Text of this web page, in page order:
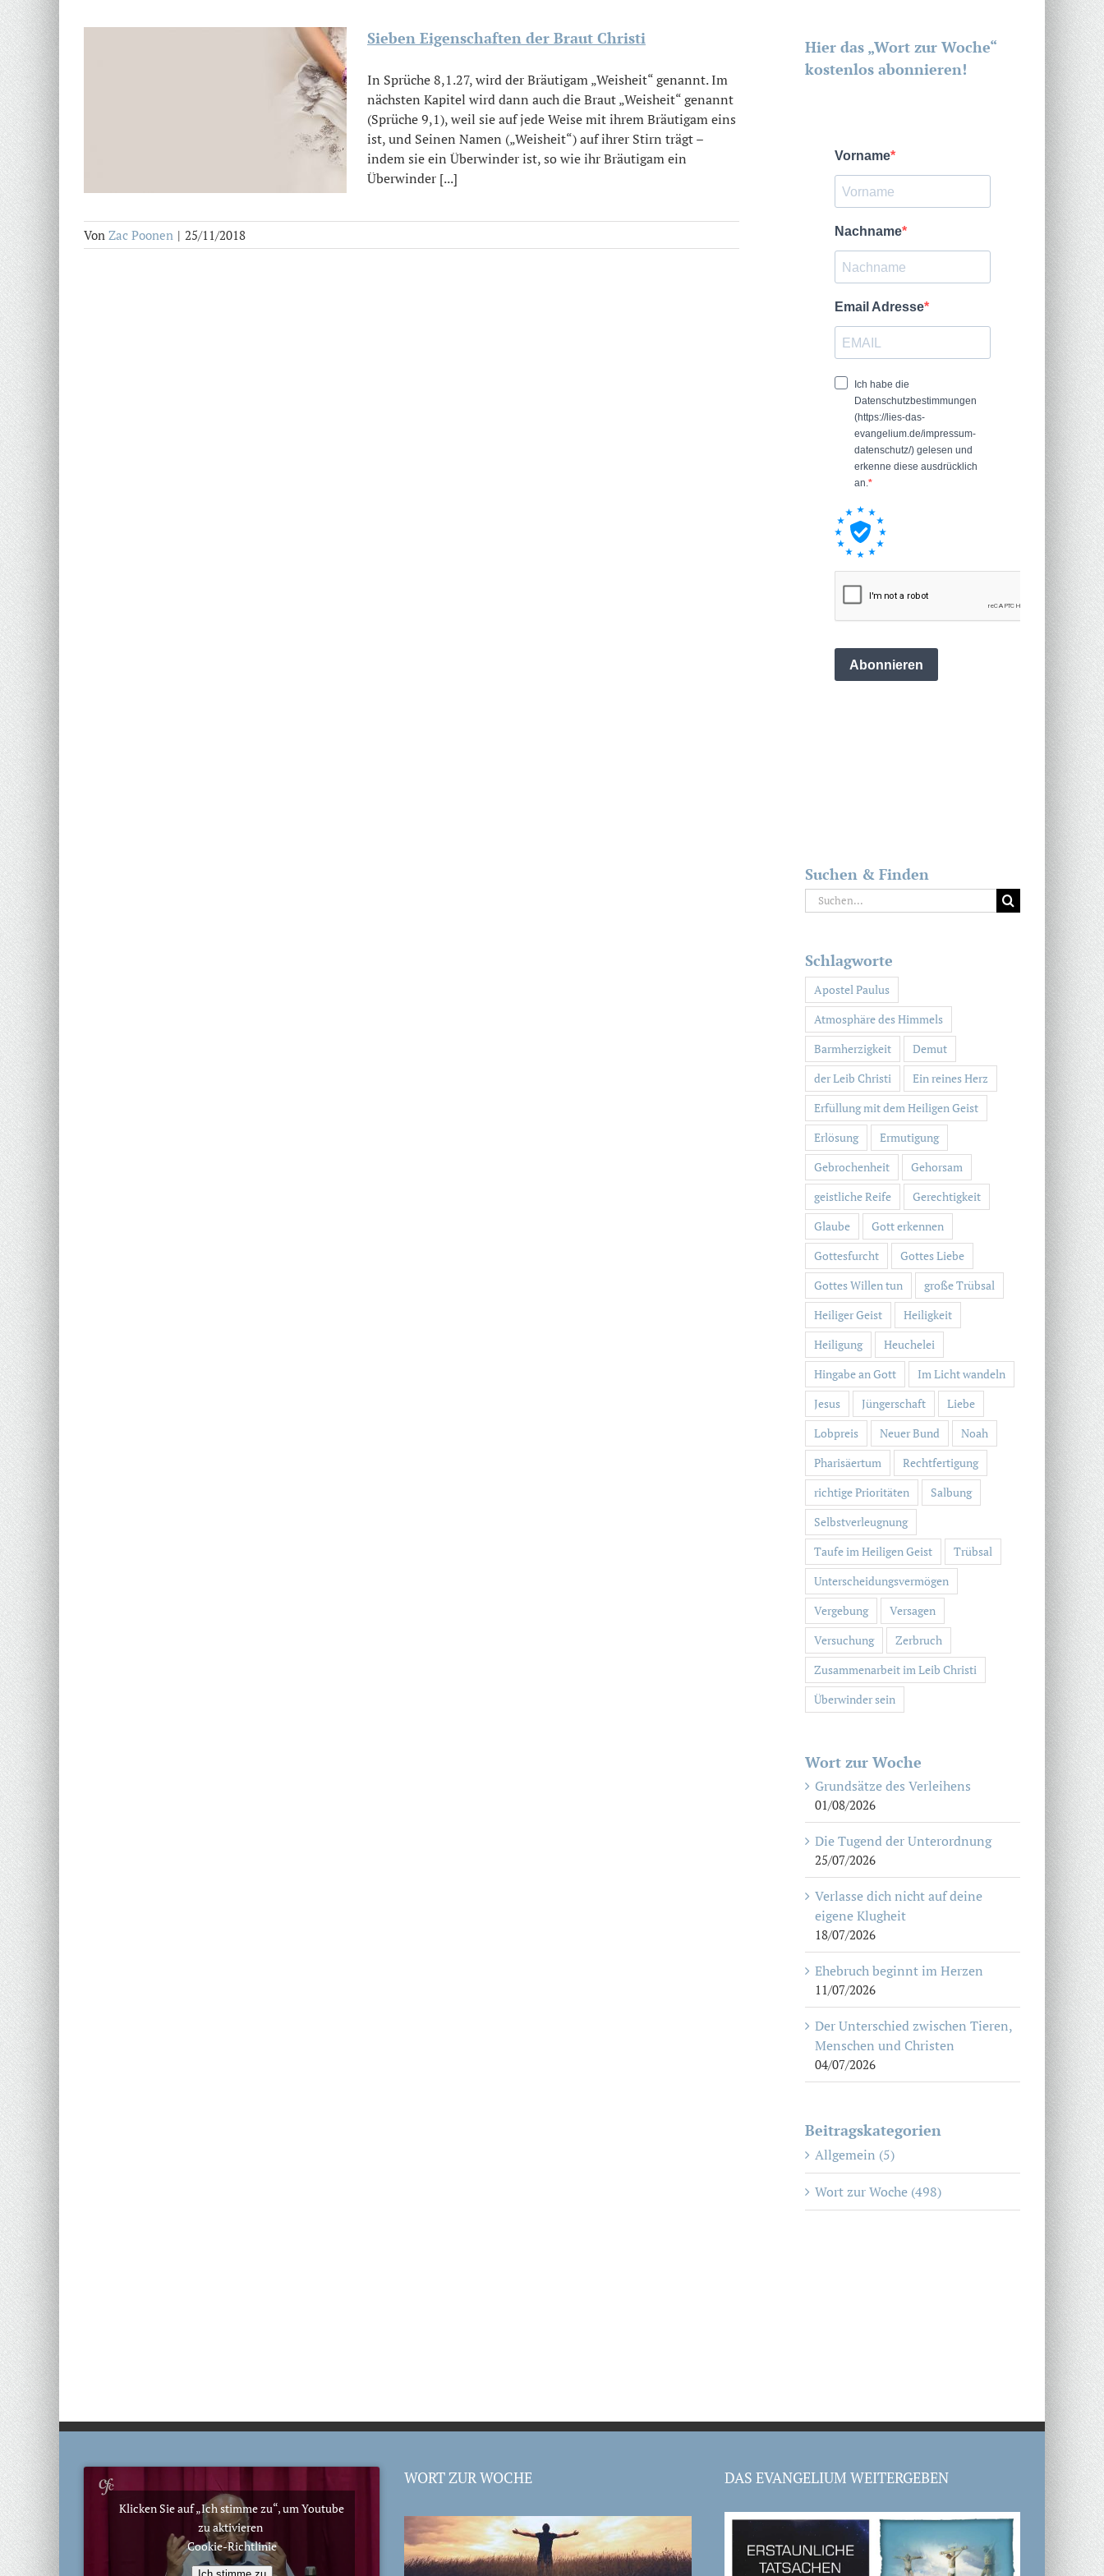
Sieben Eigenschaften der Braut Christi
In Sprüche 8,1.27, wird der Bräutigam „Weisheit“ genannt. Im
nächsten Kapitel wird dann auch die Braut „Weisheit“ genannt
(Sprüche 9,1), weil sie auf jede Weise mit ihrem Bräutigam eins
ist, und Seinen Namen („Weisheit“) auf ihrer Stirn trägt –
indem sie ein Überwinder ist, so wie ihr Bräutigam ein
Überwinder [...]
Von Zac Poonen | 25/11/2018
Hier das „Wort zur Woche“
kostenlos abonnieren!
Suchen & Finden
Suche
nach:
Schlagworte
Apostel Paulus
Atmosphäre des Himmels
Barmherzigkeit
Demut
der Leib Christi
Ein reines Herz
Erfüllung mit dem Heiligen Geist
Erlösung
Ermutigung
Gebrochenheit
Gehorsam
geistliche Reife
Gerechtigkeit
Glaube
Gott erkennen
Gottesfurcht
Gottes Liebe
Gottes Willen tun
große Trübsal
Heiliger Geist
Heiligkeit
Heiligung
Heuchelei
Hingabe an Gott
Im Licht wandeln
Jesus
Jüngerschaft
Liebe
Lobpreis
Neuer Bund
Noah
Pharisäertum
Rechtfertigung
richtige Prioritäten
Salbung
Selbstverleugnung
Taufe im Heiligen Geist
Trübsal
Unterscheidungsvermögen
Vergebung
Versagen
Versuchung
Zerbruch
Zusammenarbeit im Leib Christi
Überwinder sein
Wort zur Woche
Grundsätze des Verleihens
01/08/2026
Die Tugend der Unterordnung
25/07/2026
Verlasse dich nicht auf deine
eigene Klugheit
18/07/2026
Ehebruch beginnt im Herzen
11/07/2026
Der Unterschied zwischen Tieren,
Menschen und Christen
04/07/2026
Beitragskategorien
Allgemein (5)
Wort zur Woche (498)
Klicken Sie auf „Ich stimme zu“, um Youtube
zu aktivieren
Cookie-Richtlinie
WORT ZUR WOCHE DAS EVANGELIUM WEITERGEBEN